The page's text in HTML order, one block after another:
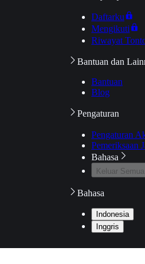
Daftarku
Mengikuti
Riwayat
Bantuan dan
Bantuan
Blog
Pengaturan
Pengaturan
Pemeriksaan
Bahasa
Keluar
Bahasa
Indonesia
Inggris